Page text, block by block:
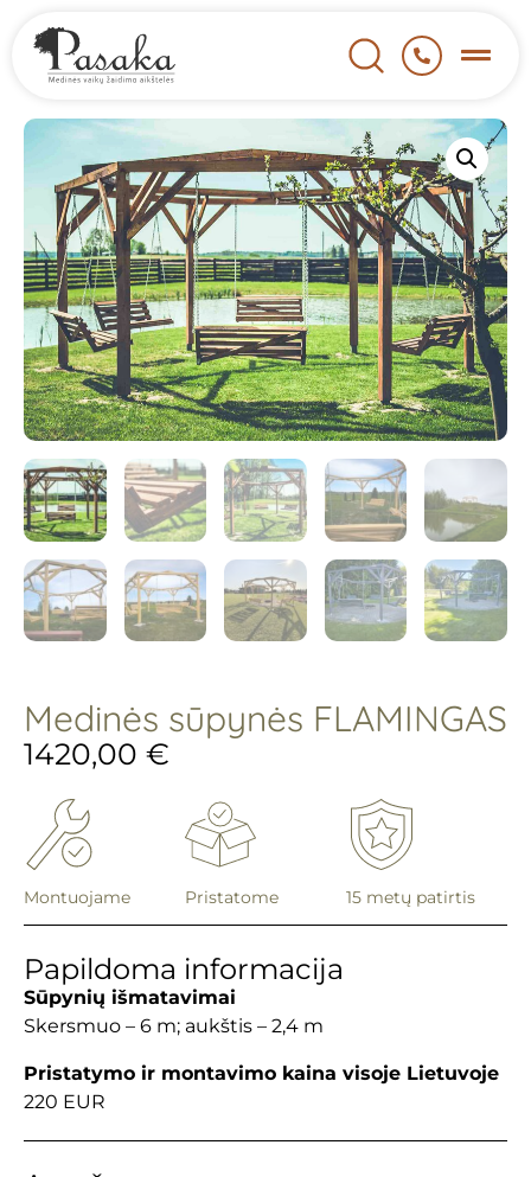
Medinės sūpynės FLAMINGAS
1420,00 €
Montuojame Pristatome 15 metų patirtis
Papildoma informacija
Sūpynių išmatavimai
Skersmuo – 6 m; aukštis – 2,4 m
Pristatymo ir montavimo kaina visoje Lietuvoje
220 EUR